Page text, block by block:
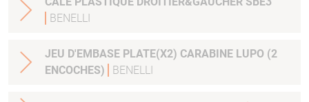
BENELLI
JEU D'EMBASE PLATE(X2) CARABINE LUPO (2
ENCOCHES)
BENELLI